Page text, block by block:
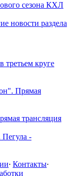
сезона КХЛ
новости раздела
третьем круге
Прямая
трансляция
Пегула -
· Контакты·